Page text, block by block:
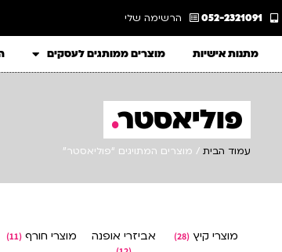
052-2321091 הרשימה שלי
מתנות אישיות מוצרים ממותגים לעסקים
פוליאסטר.
עמוד הבית / מוצרים המתויגים “פוליאסטר”
מוצרי קיץ(28) אביזרי אופנה מוצרי חורף(11)